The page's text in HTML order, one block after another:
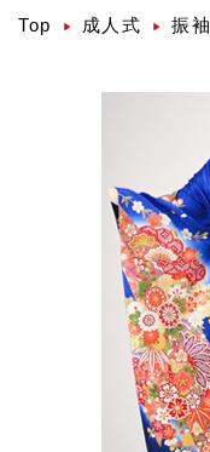
Top 成人式 振袖